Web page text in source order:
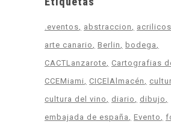
.eventos abstraccion acrilicos
arte canario
Berlin
bodega
CACTLanzarote
Cartografias
CCEMiami
CICElAlmacén
cultura del vino
diario
dibujo
embajada de españa
Evento